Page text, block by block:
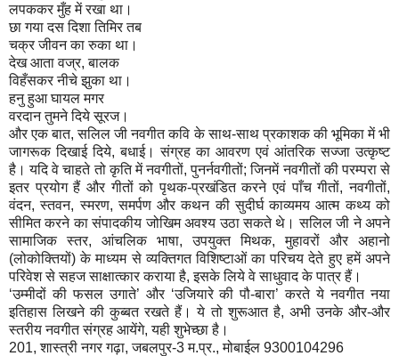
लपककर मुँह में रखा था।
छा गया दस दिशा तिमिर तब
चक्र जीवन का रुका था।
देख आता वज्र, बालक
विहँसकर नीचे झुका था।
हनु हुआ घायल मगर
वरदान तुमने दिये सूरज।
और एक बात, सलिल जी नवगीत कवि के साथ-साथ प्रकाशक की भूमिका में भी
जागरूक दिखाई दिये, बधाई। संग्रह का आवरण एवं आंतरिक सज्जा उत्कृष्ट
है। यदि वे चाहते तो कृति में नवगीतों, पुनर्नवगीतों; जिनमें नवगीतों की परम्परा से
इतर प्रयोग हैं और गीतों को पृथक-प्रखंडित करने एवं पाँच गीतों, नवगीतों,
वंदन, स्तवन, स्मरण, समर्पण और कथन की सुदीर्घ काव्यमय आत्म कथ्य को
सीमित करने का संपादकीय जोखिम अवश्य उठा सकते थे। सलिल जी ने अपने
सामाजिक स्तर, आंचलिक भाषा, उपयुक्त मिथक, मुहावरों और अहानो
(लोकोक्तियों) के माध्यम से व्यक्तिगत विशिष्टाओं का परिचय देते हुए हमें अपने
परिवेश से सहज साक्षात्कार कराया है, इसके लिये वे साधुवाद के पात्र हैं।
‘उम्मीदों की फसल उगाते’ और ‘उजियारे की पौ-बारा’ करते ये नवगीत नया
इतिहास लिखने की कुब्बत रखते हैं। ये तो शुरूआत है, अभी उनके और-और
स्तरीय नवगीत संग्रह आयेंगे, यही शुभेच्छा है।
201, शास्त्री नगर गढ़ा, जबलपुर-3 म.प्र., मोबाईल 9300104296